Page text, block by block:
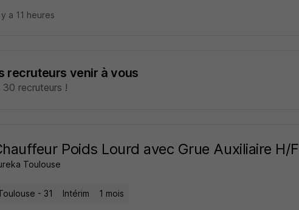
y a 11 heures
recruteurs venir à vous
recruteurs !
Poids Lourd avec Grue Auxiliaire H/F
Toulouse
- 31 Intérim 1 mois